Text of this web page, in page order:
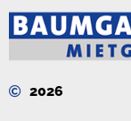
2026